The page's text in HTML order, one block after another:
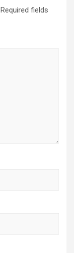
Required fields